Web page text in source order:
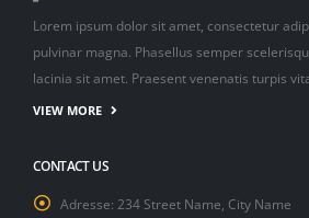
Lorem ipsum dolor sit amet, consectetur
pulvinar magna. Phasellus semper
lacinia sit amet. Praesent venenatis turpis
VIEW MORE
CONTACT US
Adresse: 234 Street Name, City Name